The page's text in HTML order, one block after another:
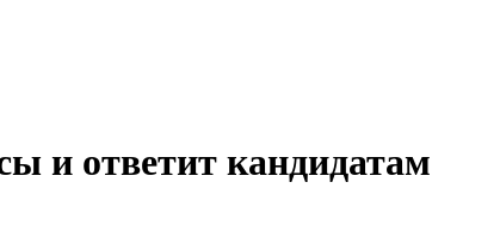
и ответит кандидатам